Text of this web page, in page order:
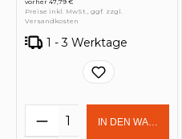
vorher 47,79 €
Preise inkl. MwSt., ggf. zzgl.
Versandkosten
1 - 3 Werktage
Produkt Anzahl:
IN DEN